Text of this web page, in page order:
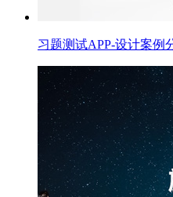
习题测试APP-设计案例